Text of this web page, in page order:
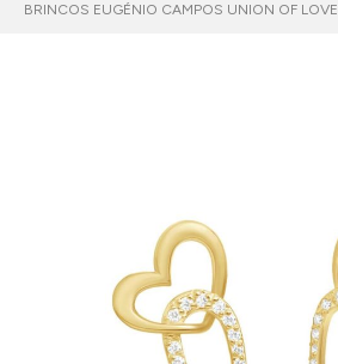
BRINCOS EUGÉNIO CAMPOS UNION OF LOVE